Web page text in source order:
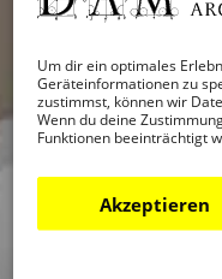
Um dir ein optimales
Geräteinformationen zu
zustimmst, können wir
Wenn du deine
Funktionen beeinträchtigt
Akzeptieren